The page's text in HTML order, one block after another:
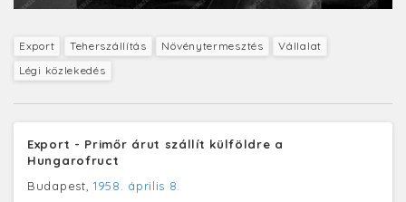
Export Teherszállítás Növénytermesztés
Vállalat
Légi közlekedés
Export - Primőr árut szállít külföldre a
Hungarofruct
Budapest, 1958. április 8.